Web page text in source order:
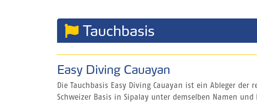
Tauchbasis
Easy Diving Cauayan
Die Tauchbasis Easy Diving Cauayan ist ein Ableger der
Schweizer Basis in Sipalay unter demselben Namen und